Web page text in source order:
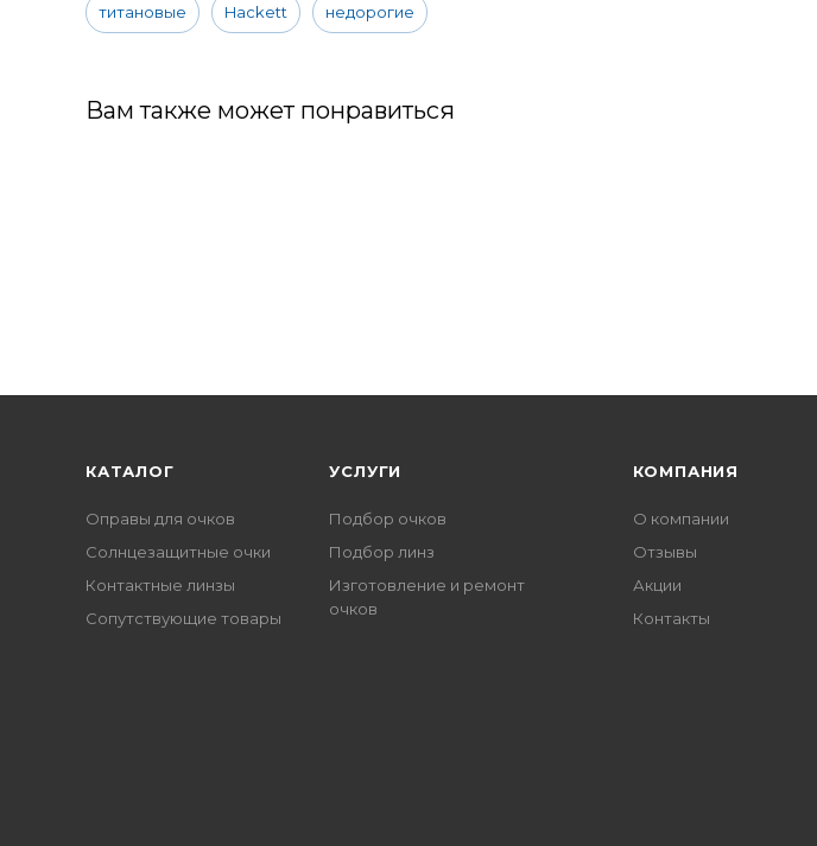
титановые Hackett недорогие
Вам также может понравиться
КАТАЛОГ
Оправы для очков
Солнцезащитные очки
Контактные линзы
Сопутствующие товары
УСЛУГИ
Подбор очков
Подбор линз
Изготовление и ремонт
очков
КОМПАНИЯ
О компании
Отзывы
Акции
Контакты